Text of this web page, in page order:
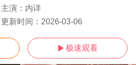
主演： 内详
更新时间： 2026-03-06
 极速观看